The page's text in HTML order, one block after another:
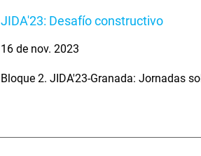
JIDA'23: Desafío constructivo
16 de nov. 2023
Bloque 2. JIDA'23-Granada: Jornadas